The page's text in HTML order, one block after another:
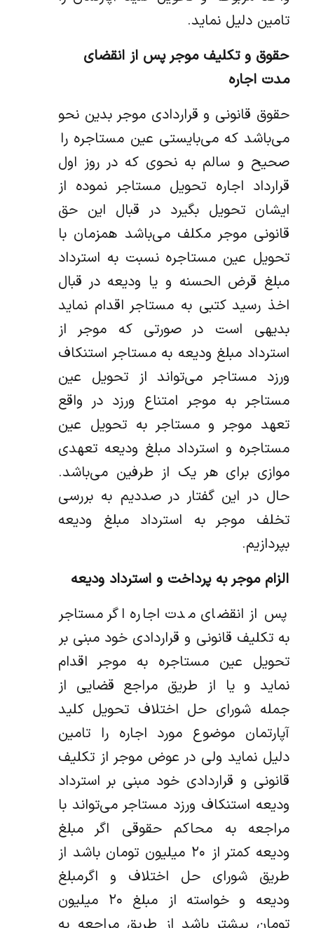
تامین دلیل نماید.
حقوق و تکلیف موجر پس از انقضای
مدت اجاره
حقوق قانونی و قراردادی موجر بدین نحو
می‌باشد که می‌بایستی عین مستاجره را
صحیح و سالم به نحوی که در روز اول
قرارداد اجاره تحویل مستاجر نموده از
ایشان تحویل بگیرد در قبال این حق
قانونی موجر مکلف می‌باشد همزمان با
تحویل عین مستاجره نسبت به استرداد
مبلغ قرض الحسنه و یا ودیعه در قبال
اخذ رسید کتبی به مستاجر اقدام نماید
بدیهی است در صورتی که موجر از
استرداد مبلغ ودیعه به مستاجر استنکاف
ورزد مستاجر می‌تواند از تحویل عین
مستاجر به موجر امتناع ورزد در واقع
تعهد موجر و مستاجر به تحویل عین
مستاجره و استرداد مبلغ ودیعه تعهدی
موازی برای هر یک از طرفین می‌باشد.
حال در این گفتار در صددیم به بررسی
تخلف موجر به استرداد مبلغ ودیعه
بپردازیم.
الزام موجر به پرداخت و استرداد ودیعه
پس از انقضای مدت اجاره اگر مستاجر
به تکلیف قانونی و قراردادی خود مبنی بر
تحویل عین مستاجره به موجر اقدام
نماید و یا از طریق مراجع قضایی از
جمله شورای حل اختلاف تحویل کلید
آپارتمان موضوع مورد اجاره را تامین
دلیل نماید ولی در عوض موجر از تکلیف
قانونی و قراردادی خود مبنی بر استرداد
ودیعه استنکاف ورزد مستاجر می‌تواند با
مراجعه به محاکم حقوقی اگر مبلغ
ودیعه کمتر از ۲۰ میلیون تومان باشد از
طریق شورای حل اختلاف و اگرمبلغ
ودیعه و خواسته از مبلغ ۲۰ میلیون